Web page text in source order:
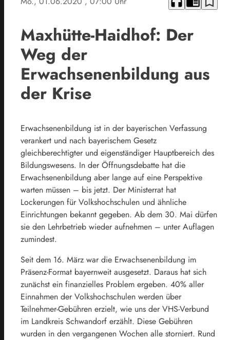
Maxhütte-Haidhof: Der
Weg der
Erwachsenenbildung aus
der Krise
Erwachsenenbildung ist in der bayerischen Verfassung
verankert und nach bayerischem Gesetz
gleichberechtigter und eigenständiger Hauptbereich des
Bildungswesens. In der Öffnungsdebatte hat die
Erwachsenenbildung aber lange auf eine Perspektive
warten müssen – bis jetzt. Der Ministerrat hat
Lockerungen für Volkshochschulen und ähnliche
Einrichtungen bekannt gegeben. Ab dem 30. Mai dürfen
sie den Lehrbetrieb wieder aufnehmen – unter Auflagen
zumindest.
Seit dem 16. März war die Erwachsenenbildung im
Präsenz-Format bayernweit ausgesetzt. Daraus hat sich
zunächst ein finanzielles Problem ergeben. 40% aller
Einnahmen der Volkshochschulen werden über
Teilnehmer-Gebühren erzielt, wie uns der VHS-Verbund
im Landkreis Schwandorf erzählt. Diese Gebühren
wurden in den vergangenen Wochen alle storniert. Rund